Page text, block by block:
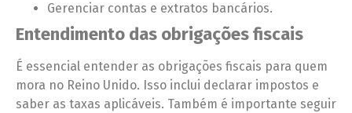
Gerenciar contas e extratos bancários.
Entendimento das obrigações fiscais
É essencial entender as obrigações fiscais para quem
mora no Reino Unido. Isso inclui declarar impostos e
saber as taxas aplicáveis. Também é importante seguir